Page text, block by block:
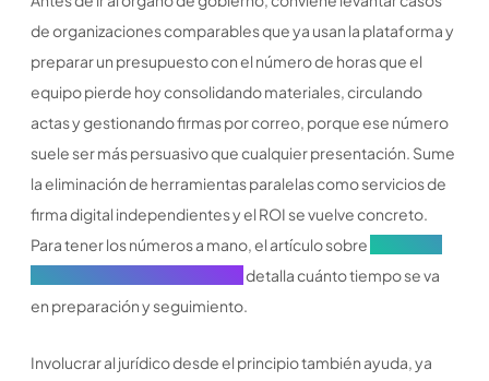
de organizaciones comparables que ya usan la plataforma y
preparar un presupuesto con el número de horas que el
equipo pierde hoy consolidando materiales, circulando
actas y gestionando firmas por correo, porque ese número
suele ser más persuasivo que cualquier presentación. Sume
la eliminación de herramientas paralelas como servicios de
firma digital independientes y el ROI se vuelve concreto.
Para tener los números a mano, el artículo sobre
detalla cuánto tiempo se va
en preparación y seguimiento.
Involucrar al jurídico desde el principio también ayuda, ya